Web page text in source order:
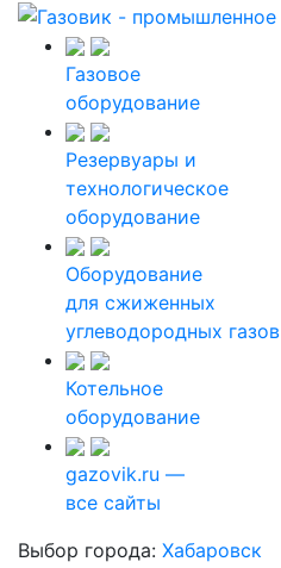
Газовое
оборудование
Резервуары и
технологическое
оборудование
Оборудование
для сжиженных
углеводородных газов
Котельное
оборудование
gazovik.ru —
все сайты
Выбор города: Хабаровск